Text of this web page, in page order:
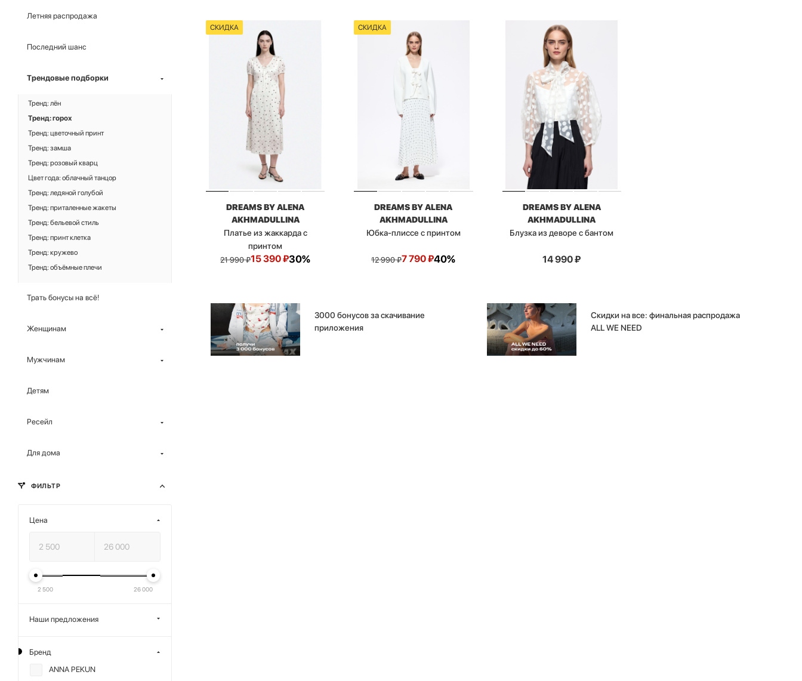
СКИДКА
DREAMS BY ALENA
AKHMADULLINA
Платье из жаккарда с
принтом
21 990₽15 390₽30%
СКИДКА
DREAMS BY ALENA
AKHMADULLINA
Юбка-плиссе с принтом
12 990₽7 790₽40%
DREAMS BY ALENA
AKHMADULLINA
Блузка из деворе с бантом
14 990₽
3000 бонусов за скачивание
приложения
Скидки на все: финальная распродажа
ALL WE NEED
Летняя распродажа
Последний шанс
Трендовые подборки
Тренд: лён
Тренд: горох
Тренд: цветочный принт
Тренд: замша
Тренд: розовый кварц
Цвет года: облачный танцор
Тренд: ледяной голубой
Тренд: приталенные жакеты
Тренд: бельевой стиль
Тренд: принт клетка
Тренд: кружево
Тренд: объёмные плечи
Трать бонусы на всё!
Женщинам
Мужчинам
Детям
Ресейл
Для дома
ФИЛЬТР
Цена
2 500 26 000
Наши предложения
Бренд
ANNA PEKUN